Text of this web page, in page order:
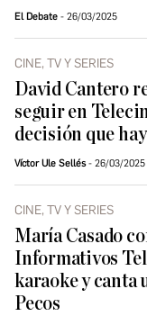
El Debate 26/03/2025
CINE, TV Y SERIES
David Cantero
seguir en
decisión que
Víctor Ule Sellés 26/03/2025
CINE, TV Y SERIES
María Casado
Informativos
karaoke y canta
Pecos